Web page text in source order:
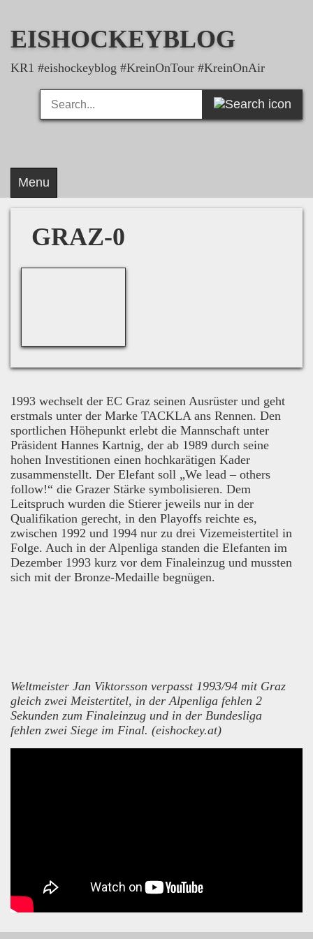
content
EISHOCKEYBLOG
KR1 #eishockeyblog #KreinOnTour #KreinOnAir
Search
for:
Search
Menu
GRAZ-0
1993 wechselt der EC Graz seinen Ausrüster und geht
erstmals unter der Marke TACKLA ans Rennen. Den
sportlichen Höhepunkt erlebt die Mannschaft unter
Präsident Hannes Kartnig, der ab 1989 durch seine
hohen Investitionen einen hochkarätigen Kader
zusammenstellt. Der Elefant soll „We lead – others
follow!“ die Grazer Stärke symbolisieren. Dem
Leitspruch wurden die Stierer jeweils nur in der
Qualifikation gerecht, in den Playoffs reichte es,
zwischen 1992 und 1994 nur zu drei Vizemeistertitel in
Folge. Auch in der Alpenliga standen die Elefanten im
Dezember 1993 kurz vor dem Finaleinzug und mussten
sich mit der Bronze-Medaille begnügen.
Weltmeister Jan Viktorsson verpasst 1993/94 mit Graz
gleich zwei Meistertitel, in der Alpenliga fehlen 2
Sekunden zum Finaleinzug und in der Bundesliga
fehlen zwei Siege im Final. (eishockey.at)